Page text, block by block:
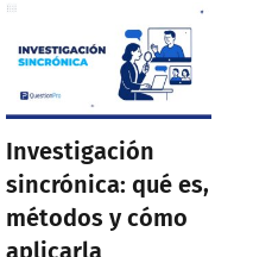
Investigación
sincrónica: qué es,
métodos y cómo
aplicarla